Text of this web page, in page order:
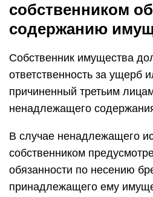
собственником
содержанию
Собственник имущества
ответственность за ущерб
причиненный третьим
ненадлежащего
В случае ненадлежащего
собственником
обязанности по несению
принадлежащего ему